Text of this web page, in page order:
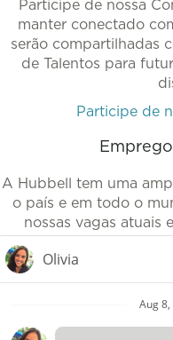
Participe de nossa
manter conectado
serão compartilhadas
de Talentos para
Participe de
A Hubbell tem uma
o país e em todo o
nossas vagas atuais